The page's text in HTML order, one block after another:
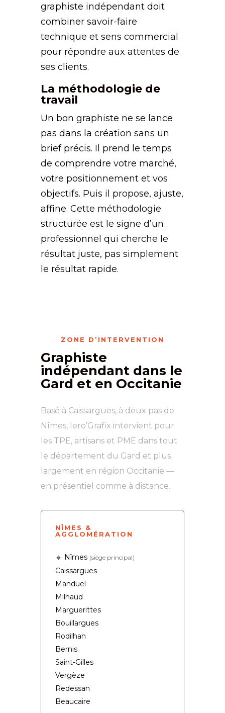
graphiste indépendant doit
combiner savoir-faire
technique et sens commercial
pour répondre aux attentes de
ses clients.
La méthodologie de
travail
Un bon graphiste ne se lance
pas dans la création sans un
brief précis. Il prend le temps
de comprendre votre marché,
votre positionnement et vos
objectifs. Puis il propose, ajuste,
affine. Cette méthodologie
structurée est le signe d’un
professionnel qui cherche le
résultat juste, pas simplement
le résultat rapide.
ZONE D’INTERVENTION
Graphiste
indépendant dans le
Gard et en Occitanie
Basé à Caissargues, à deux pas de
Nîmes, Iero’Grafix intervient pour
les TPE, artisans et PME dans tout
le département du Gard et plus
largement en région Occitanie —
en présentiel comme à distance.
NÎMES &
AGGLOMÉRATION
🔸 Nîmes (siège principal)
Caissargues
Manduel
Milhaud
Marguerittes
Bouillargues
Rodilhan
Bernis
Saint-Gilles
Vergèze
Redessan
Beaucaire